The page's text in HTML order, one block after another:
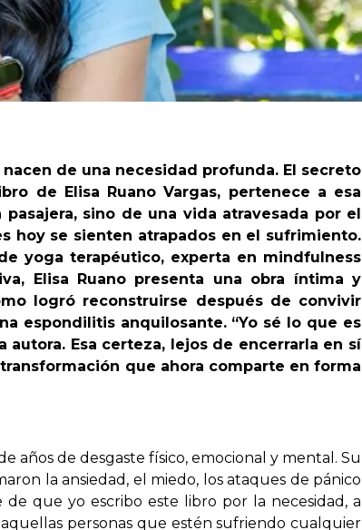
de una necesidad profunda. El secreto
de Elisa Ruano Vargas, pertenece a esa
sino de una vida atravesada por el
hoy se sienten atrapados en el sufrimiento.
yoga terapéutico, experta en mindfulness
Elisa Ruano presenta una obra íntima y
logró reconstruirse después de convivir
espondilitis anquilosante. “Yo sé lo que es
Esa certeza, lejos de encerrarla en sí
que ahora comparte en forma
años de desgaste físico, emocional y mental. Su
la ansiedad, el miedo, los ataques de pánico
que yo escribo este libro por la necesidad, a
personas que estén sufriendo cualquier